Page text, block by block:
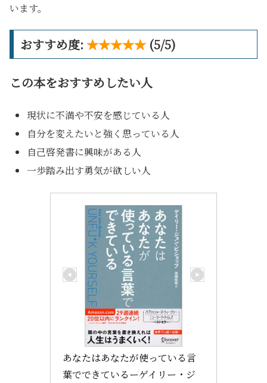
います。
おすすめ度: ★★★★★(5/5)
この本をおすすめしたい人
現状に不満や不安を感じている人
自分を変えたいと強く思っている人
自己啓発書に興味がある人
一歩踏み出す勇気が欲しい人
あなたはあなたが使っている言
葉でできているーゲイリー・ジ